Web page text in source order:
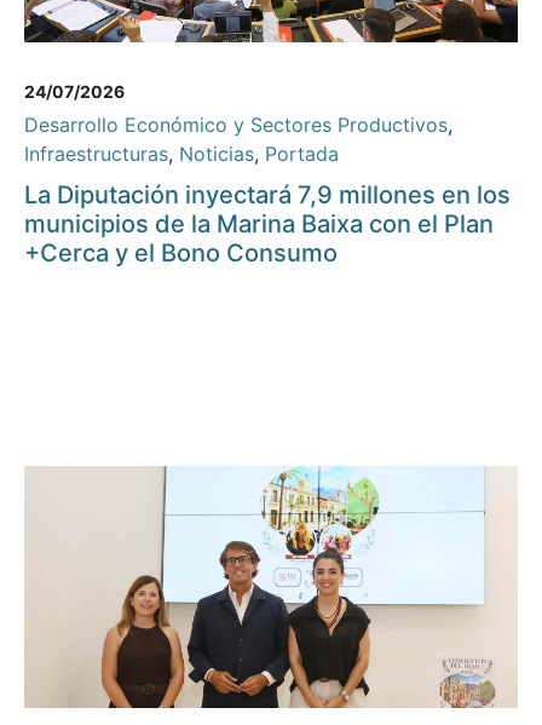
24/07/2026
Desarrollo Económico y Sectores Productivos,
Infraestructuras, Noticias, Portada
La Diputación inyectará 7,9 millones en los
municipios de la Marina Baixa con el Plan
+Cerca y el Bono Consumo